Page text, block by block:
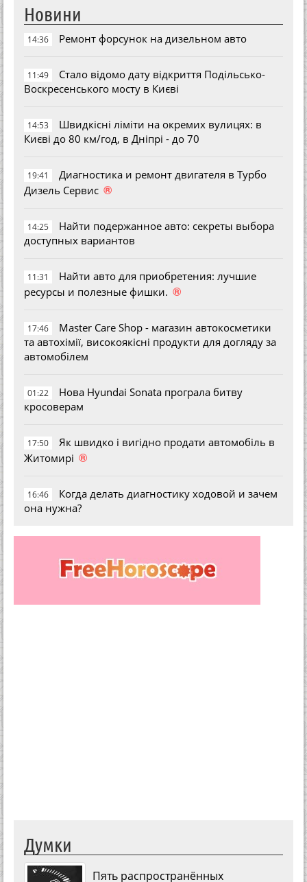
Новини
14:36 Ремонт форсунок на дизельном авто
11:49
Стало відомо дату відкриття Подільсько-
Воскресенського мосту в Києві
14:53
Швидкісні ліміти на окремих вулицях: в
Києві до 80 км/год, в Дніпрі - до 70
19:41
Диагностика и ремонт двигателя в Турбо
Дизель Сервис ®
14:25
Найти подержанное авто: секреты выбора
доступных вариантов
11:31
Найти авто для приобретения: лучшие
ресурсы и полезные фишки. ®
17:46
Master Care Shop - магазин автокосметики
та автохімії, високоякісні продукти для догляду за
автомобілем
01:22
Нова Hyundai Sonata програла битву
кросоверам
17:50
Як швидко і вигідно продати автомобіль в
Житомирі ®
16:46
Когда делать диагностику ходовой и зачем
она нужна?
Думки
Пять распространённых